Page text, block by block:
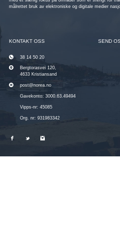
målrettet bruk av elektroniske og digitale medier
KONTAKT OSS
38 14 50 20
Bergtorasvei 120,
4633 Kristiansand
post@norea.no
Gavekonto: 3000.63.49494
Vipps-nr: 45085
Org. nr: 931983342
SEND